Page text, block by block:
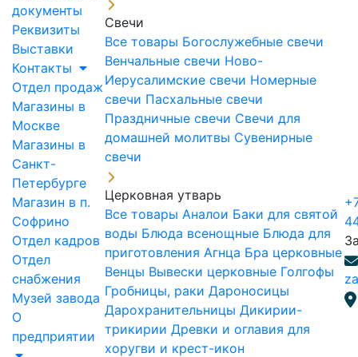
документы
Реквизиты
Выставки
Контакты
Отдел продаж
Магазины в
Москве
Магазины в
Санкт-
Петербурге
Магазин в п.
Софрино
Отдел кадров
Отдел
снабжения
Музей завода
О
предприятии
Свечи
Все товары Богослужебные свечи
Венчальные свечи Ново-
Иерусалимские свечи Номерные
свечи Пасхальные свечи
Праздничные свечи Свечи для
домашней молитвы Сувенирные
свечи
Церковная утварь
Все товары Аналои Баки для святой
воды Блюда всенощные Блюда для
приготовления Агнца Бра церковные
Венцы Вывески церковные Голгофы
Гробницы, раки Дароносицы
Дарохранительницы Дикирии-
трикирии Древки и оглавия для
хоругви и крест-икон